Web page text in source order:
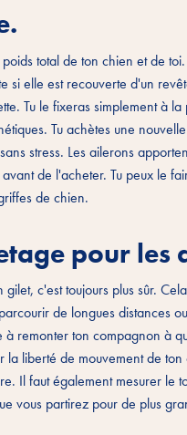
total de ton chien et de
si elle est recouverte d'un
Tu le fixeras simplement à
Tu achètes une
stress. Les ailerons
de l'acheter. Tu peux le
de chien.
pour les
c'est toujours plus sûr.
de longues distances
remonter ton compagnon à
liberté de mouvement de
Il faut également mesurer le
vous partirez pour de plus